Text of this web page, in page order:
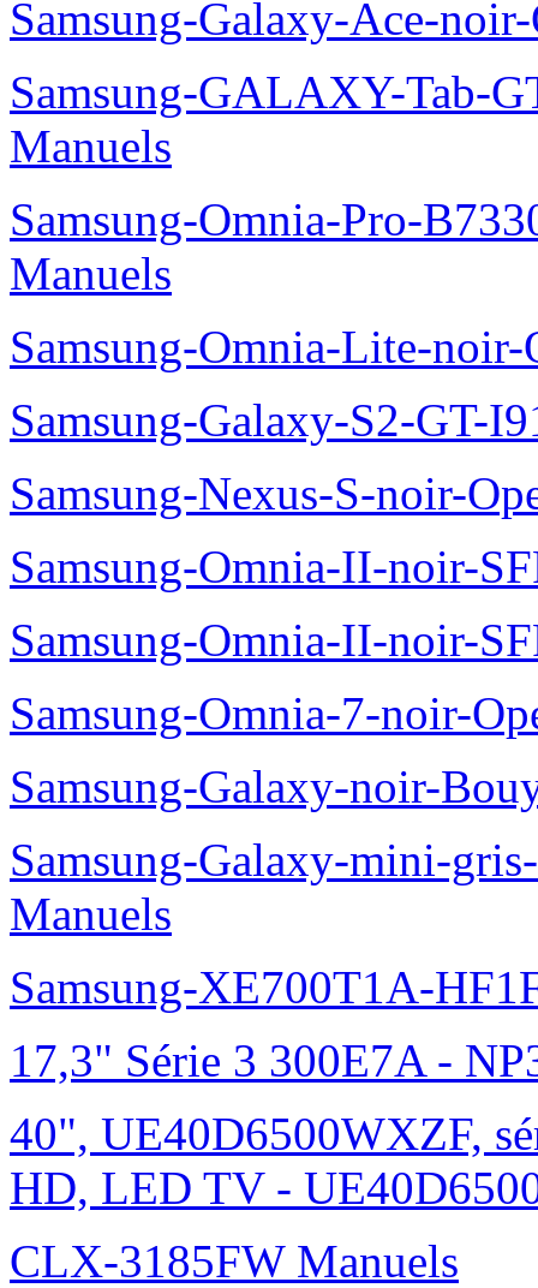
Samsung-Galaxy-Ace-
Samsung-GALAXY-Tab-
Manuels
Samsung-Omnia-Pro-
Manuels
Samsung-Omnia-Lite-
Samsung-Galaxy-S2-GT-
Samsung-Nexus-S-noir-
Samsung-Omnia-II-noir-
Samsung-Omnia-II-noir-
Samsung-Omnia-7-noir-
Samsung-Galaxy-noir-
Samsung-Galaxy-mini-
Manuels
Samsung-XE700T1A-
17,3" Série 3 300E7A -
40", UE40D6500WXZF,
HD, LED TV -
CLX-3185FW Manuels